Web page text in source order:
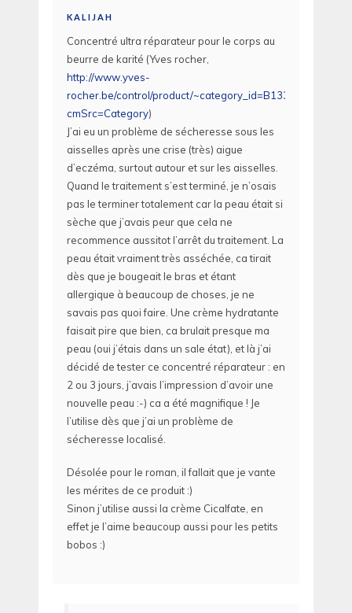
KALIJAH
Concentré ultra réparateur pour le corps au
beurre de karité (Yves rocher,
http://www.yves-
rocher.be/control/product/~category_id=B1333/
cmSrc=Category)
J’ai eu un problème de sécheresse sous les
aisselles après une crise (très) aigue
d’eczéma, surtout autour et sur les aisselles.
Quand le traitement s’est terminé, je n’osais
pas le terminer totalement car la peau était si
sèche que j’avais peur que cela ne
recommence aussitot l’arrêt du traitement. La
peau était vraiment très asséchée, ca tirait
dès que je bougeait le bras et étant
allergique à beaucoup de choses, je ne
savais pas quoi faire. Une crème hydratante
faisait pire que bien, ca brulait presque ma
peau (oui j’étais dans un sale état), et là j’ai
décidé de tester ce concentré réparateur : en
2 ou 3 jours, j’avais l’impression d’avoir une
nouvelle peau :-) ca a été magnifique ! Je
l’utilise dès que j’ai un problème de
sécheresse localisé.
Désolée pour le roman, il fallait que je vante
les mérites de ce produit :)
Sinon j’utilise aussi la crème Cicalfate, en
effet je l’aime beaucoup aussi pour les petits
bobos :)